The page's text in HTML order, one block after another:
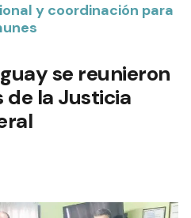
y coordinación para
se reunieron
la Justicia